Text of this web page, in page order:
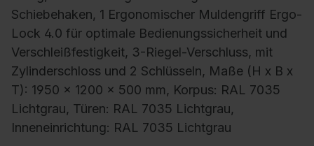
Schiebehaken, 1 Ergonomischer Muldengriff Ergo-
Lock 4.0 für optimale Bedienungssicherheit und
Verschleißfestigkeit, 3-Riegel-Verschluss, mit
Zylinderschloss und 2 Schlüsseln, Maße (H x B x
T): 1950 x 1200 x 500 mm, Korpus: RAL 7035
Lichtgrau, Türen: RAL 7035 Lichtgrau,
Inneneinrichtung: RAL 7035 Lichtgrau